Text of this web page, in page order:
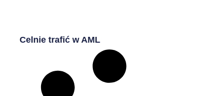
Celnie trafić w AML